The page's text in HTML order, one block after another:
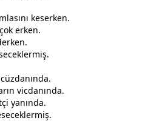
keserken.
erken.
vicdanında.
yanında.